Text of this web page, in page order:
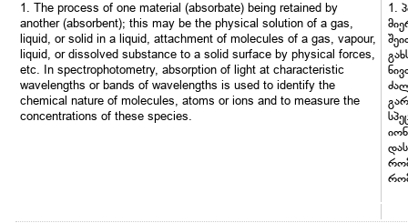
1. The process of one material (absorbate) being retained by
another (absorbent); this may be the physical solution of a gas,
liquid, or solid in a liquid, attachment of molecules of a gas, vapour,
liquid, or dissolved substance to a solid surface by physical forces,
etc. In spectrophotometry, absorption of light at characteristic
wavelengths or bands of wavelengths is used to identify the
chemical nature of molecules, atoms or ions and to measure the
concentrations of these species.
1.